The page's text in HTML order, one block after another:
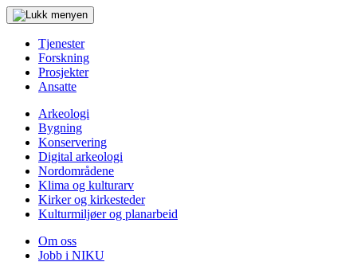
Tjenester
Forskning
Prosjekter
Ansatte
Arkeologi
Bygning
Konservering
Digital arkeologi
Nordområdene
Klima og kulturarv
Kirker og kirkesteder
Kulturmiljøer og planarbeid
Om oss
Jobb i NIKU